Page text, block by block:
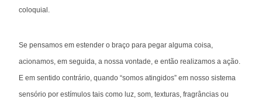
coloquial.
Se pensamos em estender o braço para pegar alguma coisa,
acionamos, em seguida, a nossa vontade, e então realizamos a ação.
E em sentido contrário, quando “somos atingidos” em nosso sistema
sensório por estímulos tais como luz, som, texturas, fragrâncias ou